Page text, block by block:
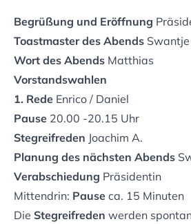
Begrüßung und Eröffnung
Toastmaster des Abends Swantje
Wort des Abends Matthias
Vorstandswahlen
1. Rede Enrico / Daniel
Pause 20.00 -20.15 Uhr
Stegreifreden Joachim A.
Planung des nächsten Abends
Verabschiedung Präsidentin
Mittendrin: Pause ca. 15 Minuten
Die Stegreifreden werden